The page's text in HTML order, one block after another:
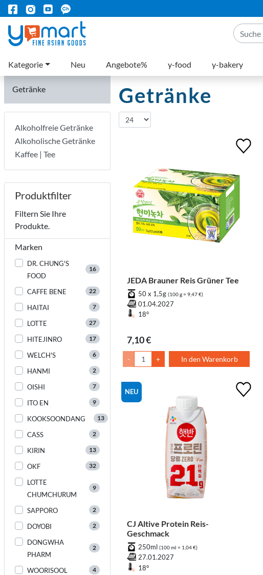
Kategorie Neu Angebote% y-food y-bakery
Getränke
Alkoholfreie Getränke
Alkoholische Getränke
Kaffee | Tee
Produktfilter
Filtern Sie Ihre
Produkte.
Marken
DR. CHUNG'S
FOOD
16
CAFFE BENE 22
HAITAI 7
LOTTE 27
HITEJINRO 17
WELCH'S 6
HANMI 2
OISHI 7
ITO EN 9
KOOKSOONDANG 13
CASS 2
KIRIN 13
OKF 32
LOTTE
CHUMCHURUM
9
SAPPORO 2
DOYOBI 2
DONGWHA
PHARM
2
WOORISOOL 4
Getränke
JEDA Brauner Reis Grüner Tee
50 x 1,5g (100 g = 9,47 €)
01.04.2027
18°
7,10 €
- + In den Warenkorb
NEU
CJ Altive Protein Reis-
Geschmack
250ml (100 ml = 1,04 €)
27.01.2027
18°